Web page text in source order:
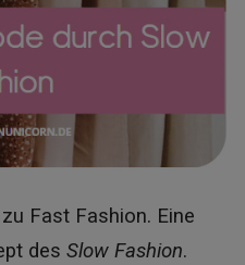
Fast Fashion. Eine
des Slow Fashion.